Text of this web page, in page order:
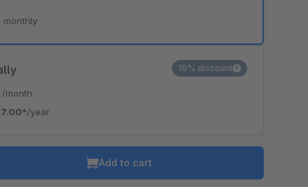
/month
/year
10% discount
monthly
Add to cart